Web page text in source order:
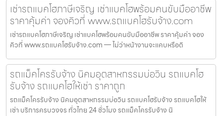
เช่ารถแบคโฮภาษีเจริญ เช่าแบคโฮพร้อมคนขับมืออาชีพ
ราคาคุ้มค่า จองคิวที่ www.รถแบคโฮรับจ้าง.com
เช่ารถแบคโฮภาษีเจริญ เช่าแบคโฮพร้อมคนขับมืออาชีพ ราคาคุ้มค่า จอง
คิวที่ www.รถแบคโฮรับจ้าง.com — ไม่ว่าหน้างานจะแคบหรือดิ
รถแม็คโครรับจ้าง นิคมอุตสาหกรรมบ่อวิน รถแบคโฮ
รับจ้าง รถแบคโฮให้เช่า ราคาถูก
รถแม็คโครรับจ้าง นิคมอุตสาหกรรมบ่อวิน รถแบคโฮรับจ้าง รถแบคโฮให้
เช่า บริการครบวงจร ทั่วไทย 24 ชั่วโมง รถแม็คโครรับจ้าง นิ